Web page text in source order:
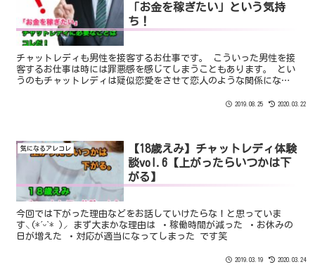
「お金を稼ぎたい」という気持
ち！
チャットレディも男性を接客するお仕事です。 こういった男性を接
客するお仕事は時には罪悪感を感じてしまうこともあります。 とい
うのもチャットレディは疑似恋愛をさせて恋人のような関係にな
2019.08.25 2020.03.22
気になるアレコレ
【18歳えみ】チャットレディ体験
談vol.6【上がったらいつかは下
がる】
今回では下がった理由などをお話していけたらな！と思っていま
す⸜(*ˊᵕˋ* )⸝ まず大まかな理由は ・稼働時間が減った ・お休みの
日が増えた ・対応が適当になってしまった です笑
2019.03.19 2020.03.24